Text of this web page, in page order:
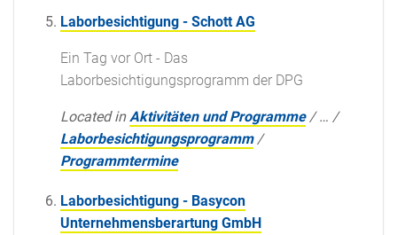
Laborbesichtigung - Schott AG
Ein Tag vor Ort - Das
Laborbesichtigungsprogramm der DPG
Located in Aktivitäten und Programme /… /
Laborbesichtigungsprogramm /
Programmtermine
Laborbesichtigung - Basycon
Unternehmensberartung GmbH